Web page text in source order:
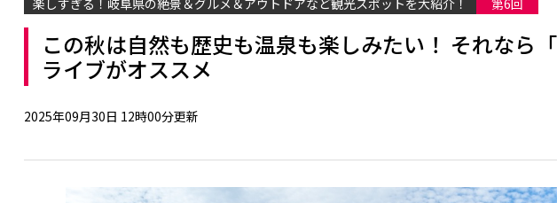
楽しすぎる！岐阜県の絶景＆グルメ＆アウトドアなど観光スポットを大紹介！ 第6回
この秋は自然も歴史も温泉も楽しみたい！ それなら
ライブがオススメ
2025年09月30日 12時00分更新